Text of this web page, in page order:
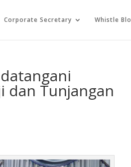
Corporate Secretary Whistle
dan Tunjangan